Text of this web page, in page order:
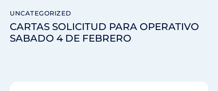
UNCATEGORIZED
CARTAS SOLICITUD PARA OPERATIVO
SABADO 4 DE FEBRERO